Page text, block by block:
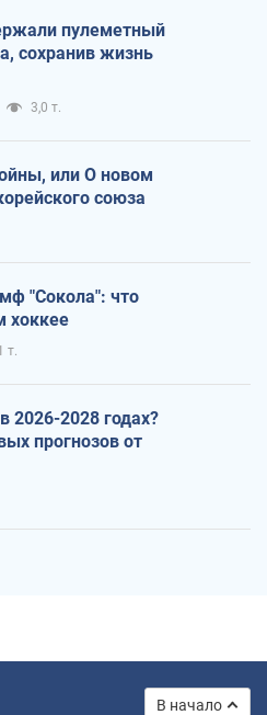
пулеметный
сохранив жизнь
3,0 т.
или О новом
союза
"Сокола": что
хоккее
т.
2026-2028 годах?
прогнозов от
В начало